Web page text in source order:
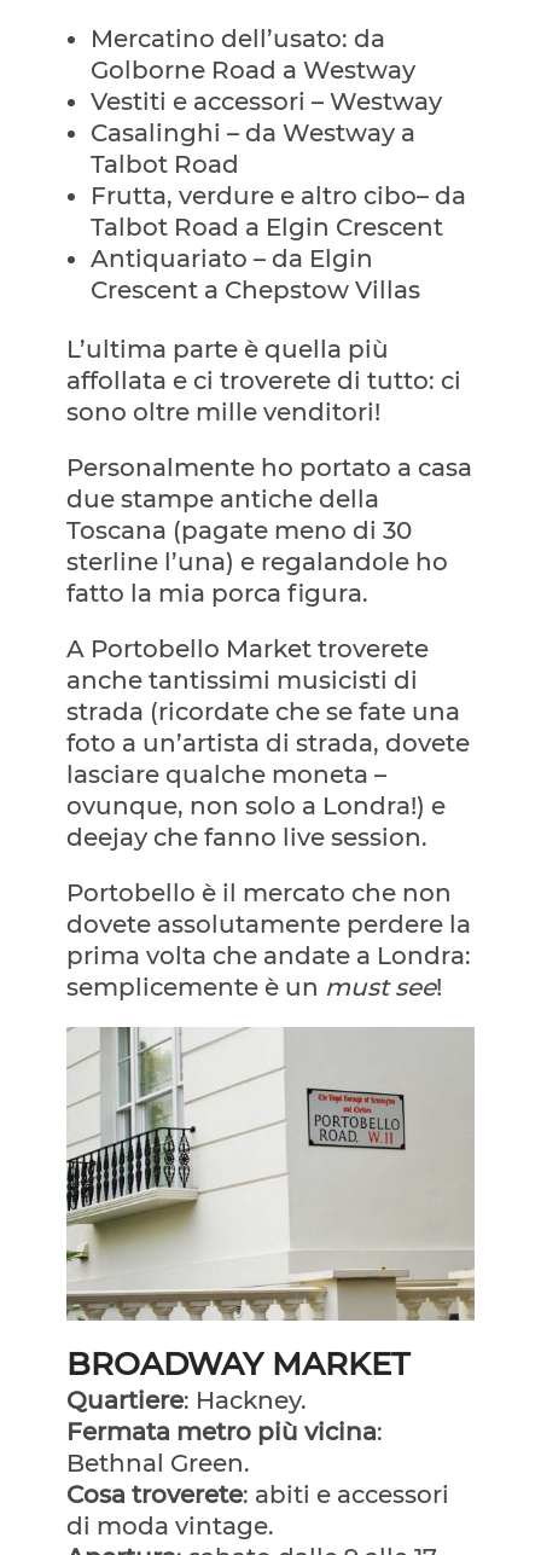
Mercatino dell’usato: da
Golborne Road a Westway
Vestiti e accessori – Westway
Casalinghi – da Westway a
Talbot Road
Frutta, verdure e altro cibo– da
Talbot Road a Elgin Crescent
Antiquariato – da Elgin
Crescent a Chepstow Villas
L’ultima parte è quella più
affollata e ci troverete di tutto: ci
sono oltre mille venditori!
Personalmente ho portato a casa
due stampe antiche della
Toscana (pagate meno di 30
sterline l’una) e regalandole ho
fatto la mia porca figura.
A Portobello Market troverete
anche tantissimi musicisti di
strada (ricordate che se fate una
foto a un’artista di strada, dovete
lasciare qualche moneta –
ovunque, non solo a Londra!) e
deejay che fanno live session.
Portobello è il mercato che non
dovete assolutamente perdere la
prima volta che andate a Londra:
semplicemente è un must see!
BROADWAY MARKET
Quartiere: Hackney.
Fermata metro più vicina:
Bethnal Green.
Cosa troverete: abiti e accessori
di moda vintage.